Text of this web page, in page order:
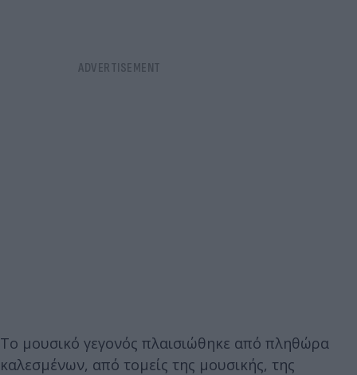
Το μουσικό γεγονός πλαισιώθηκε από πληθώρα
καλεσμένων, από τομείς της μουσικής, της